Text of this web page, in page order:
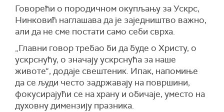
Говорећи о породичном окупљању за Ускрс,
Нинковић наглашава да је заједништво важно,
али да не сме постати само себи сврха.
„Главни говор требао би да буде о Христу, о
ускрснућу, о значају ускрснућа за наше
животе“, додаје свештеник. Ипак, напомиње
да се људи често задржавају на површини,
фокусирајући се на храну и обичаје, уместо на
духовну димензију празника.